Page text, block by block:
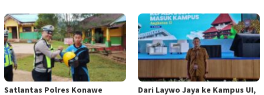
Satlantas Polres Konawe
Dari Laywo Jaya ke Kampus UI,